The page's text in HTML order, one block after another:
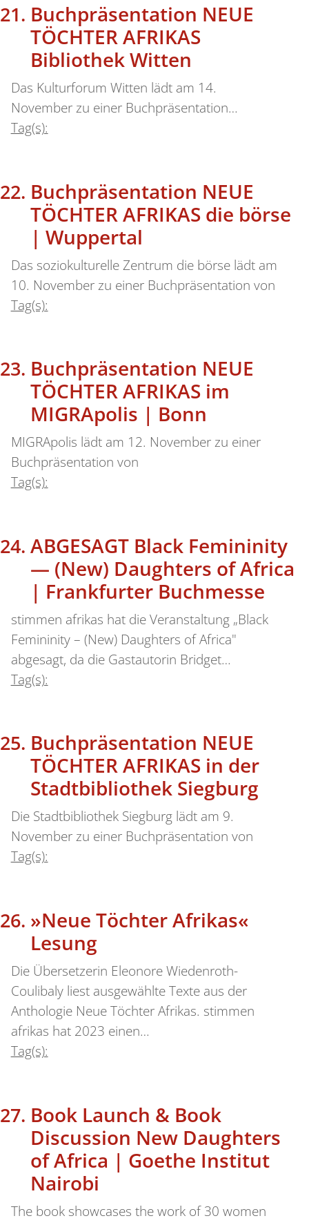
Buchpräsentation NEUE
TÖCHTER AFRIKAS
Bibliothek Witten
Das Kulturforum Witten lädt am 14.
November zu einer Buchpräsentation…
Tag(s):
Buchpräsentation NEUE
TÖCHTER AFRIKAS die börse
| Wuppertal
Das soziokulturelle Zentrum die börse lädt am
10. November zu einer Buchpräsentation von
Tag(s):
Buchpräsentation NEUE
TÖCHTER AFRIKAS im
MIGRApolis | Bonn
MIGRApolis lädt am 12. November zu einer
Buchpräsentation von
Tag(s):
ABGESAGT Black Femininity
— (New) Daughters of Africa
| Frankfurter Buchmesse
stimmen afrikas hat die Veranstaltung „Black
Femininity – (New) Daughters of Africa"
abgesagt, da die Gastautorin Bridget…
Tag(s):
Buchpräsentation NEUE
TÖCHTER AFRIKAS in der
Stadtbibliothek Siegburg
Die Stadtbibliothek Siegburg lädt am 9.
November zu einer Buchpräsentation von
Tag(s):
»Neue Töchter Afrikas«
Lesung
Die Übersetzerin Eleonore Wiedenroth-
Coulibaly liest ausgewählte Texte aus der
Anthologie Neue Töchter Afrikas. stimmen
afrikas hat 2023 einen…
Tag(s):
Book Launch & Book
Discussion New Daughters
of Africa | Goethe Institut
Nairobi
The book showcases the work of 30 women